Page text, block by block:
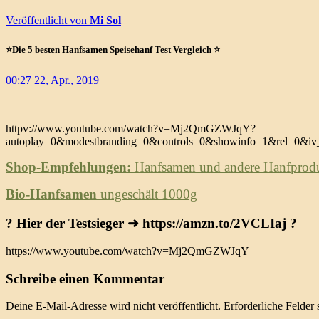
Veröffentlicht von Mi Sol
⭐️Die 5 besten Hanfsamen Speisehanf Test Vergleich ⭐️
00:27 22, Apr., 2019
httpv://www.youtube.com/watch?v=Mj2QmGZWJqY?
Shop-Empfehlungen: Hanfsamen und andere
Bio-Hanfsamen ungeschält 1000g
? Hier der Testsieger ➜ https://amzn.to/2VCLIaj ?
https://www.youtube.com/watch?v=Mj2QmGZWJqY
Schreibe einen Kommentar
Deine E-Mail-Adresse wird nicht veröffentlicht. Erforderliche Felder